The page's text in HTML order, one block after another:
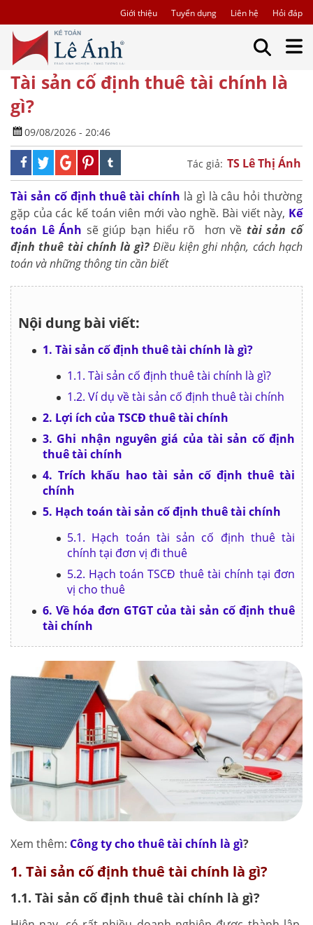
Giới thiệu Tuyển dụng Liên hệ Hỏi đáp
Tài sản cố định thuê tài chính là
gì?
09/08/2026 - 20:46
Tác giả: TS Lê Thị Ánh
Tài sản cố định thuê tài chính là gì là câu hỏi thường
gặp của các kế toán viên mới vào nghề. Bài viết này, Kế
toán Lê Ánh sẽ giúp bạn hiểu rõ hơn về tài sản cố
định thuê tài chính là gì?Điều kiện ghi nhận, cách hạch
toán và những thông tin cần biết
Nội dung bài viết:
1. Tài sản cố định thuê tài chính là gì?
1.1. Tài sản cố định thuê tài chính là gì?
1.2. Ví dụ về tài sản cố định thuê tài chính
2. Lợi ích của TSCĐ thuê tài chính
3. Ghi nhận nguyên giá của tài sản cố định
thuê tài chính
4. Trích khấu hao tài sản cố định thuê tài
chính
5. Hạch toán tài sản cố định thuê tài chính
5.1. Hạch toán tài sản cố định thuê tài
chính tại đơn vị đi thuê
5.2. Hạch toán TSCĐ thuê tài chính tại đơn
vị cho thuê
6. Về hóa đơn GTGT của tài sản cố định thuê
tài chính
Xem thêm: Công ty cho thuê tài chính là gì?
1. Tài sản cố định thuê tài chính là gì?
1.1. Tài sản cố định thuê tài chính là gì?